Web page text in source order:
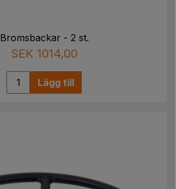
Bromsbackar - 2 st.
SEK 1014,00
Lägg till